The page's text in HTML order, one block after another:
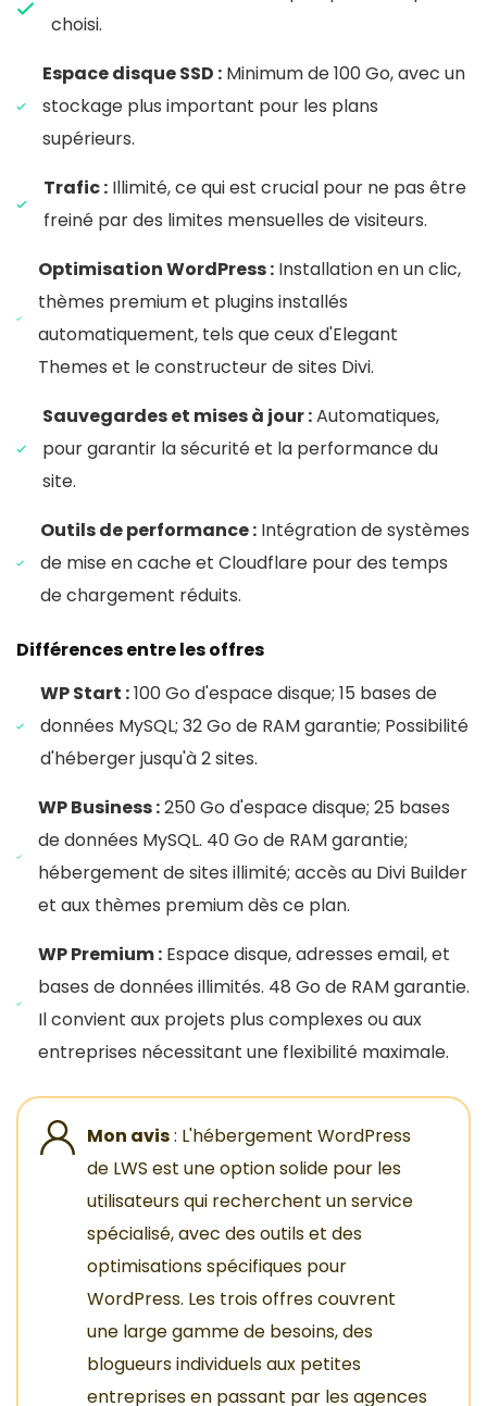
choisi.
Espace disque SSD :Minimum de 100 Go, avec un
stockage plus important pour les plans
supérieurs.
Trafic :Illimité, ce qui est crucial pour ne pas être
freiné par des limites mensuelles de visiteurs.
Optimisation WordPress : Installation en un clic,
thèmes premium et plugins installés
automatiquement, tels que ceux d'Elegant
Themes et le constructeur de sites Divi.
Sauvegardes et mises à jour :Automatiques,
pour garantir la sécurité et la performance du
site.
Outils de performance : Intégration de systèmes
de mise en cache et Cloudflare pour des temps
de chargement réduits.
Différences entre les offres
WP Start :100 Go d'espace disque; 15 bases de
données MySQL; 32 Go de RAM garantie; Possibilité
d'héberger jusqu'à 2 sites.
WP Business :250 Go d'espace disque; 25 bases
de données MySQL. 40 Go de RAM garantie;
hébergement de sites illimité; accès au Divi Builder
et aux thèmes premium dès ce plan.
WP Premium :Espace disque, adresses email, et
bases de données illimités. 48 Go de RAM garantie.
Il convient aux projets plus complexes ou aux
entreprises nécessitant une flexibilité maximale.
Mon avis: L'hébergement WordPress
de LWS est une option solide pour les
utilisateurs qui recherchent un service
spécialisé, avec des outils et des
optimisations spécifiques pour
WordPress. Les trois offres couvrent
une large gamme de besoins, des
blogueurs individuels aux petites
entreprises en passant par les agences